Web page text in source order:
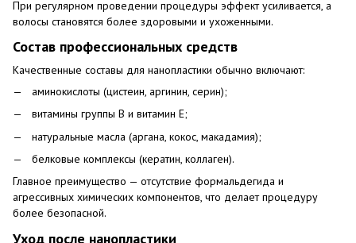
При регулярном проведении процедуры эффект усиливается, а
волосы становятся более здоровыми и ухоженными.
Состав профессиональных средств
Качественные составы для нанопластики обычно включают:
аминокислоты (цистеин, аргинин, серин);
витамины группы B и витамин E;
натуральные масла (аргана, кокос, макадамия);
белковые комплексы (кератин, коллаген).
Главное преимущество — отсутствие формальдегида и
агрессивных химических компонентов, что делает процедуру
более безопасной.
Уход после нанопластики